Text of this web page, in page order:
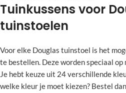
Tuinkussens voor
tuinstoelen
Voor elke Douglas tuinstoel is het
te bestellen. Deze worden speciaal
Je hebt keuze uit 24 verschillende
welke kleur je moet kiezen? Bestel